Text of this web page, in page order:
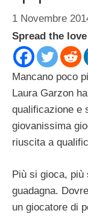
1 Novembre
Spread the love
Mancano poco
Laura Garzon
qualificazione e
giovanissima
riuscita a
Più si gioca, più
guadagna.
un giocatore di